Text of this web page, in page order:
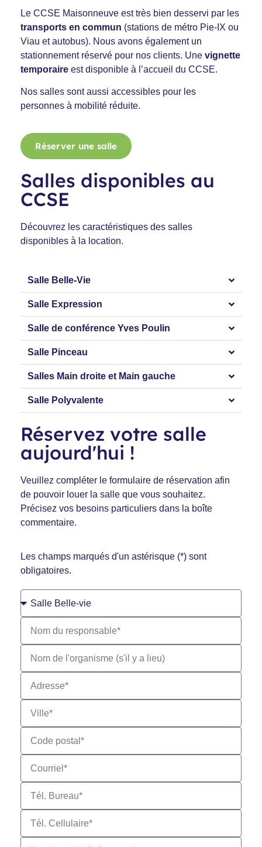
Le CCSE Maisonneuve est très bien desservi par les
transports en commun (stations de métro Pie-IX ou
Viau et autobus). Nous avons également un
stationnement réservé pour nos clients. Une vignette
temporaire est disponible à l’accueil du CCSE.
Nos salles sont aussi accessibles pour les
personnes à mobilité réduite.
Réserver une salle
Salles disponibles au
CCSE
Découvrez les caractéristiques des salles
disponibles à la location.
Salle Belle-Vie
Salle Expression
Salle de conférence Yves Poulin
Salle Pinceau
Salles Main droite et Main gauche
Salle Polyvalente
Réservez votre salle
aujourd'hui !
Veuillez compléter le formulaire de réservation afin
de pouvoir louer la salle que vous souhaitez.
Précisez vos besoins particuliers dans la boîte
commentaire.
Les champs marqués d'un astérisque (*) sont
obligatoires.